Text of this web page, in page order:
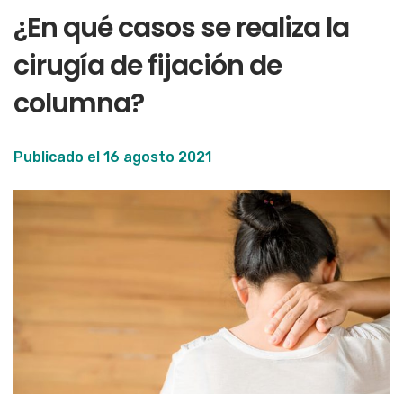
¿En qué casos se realiza la
cirugía de fijación de
columna?
Publicado el 16 agosto 2021